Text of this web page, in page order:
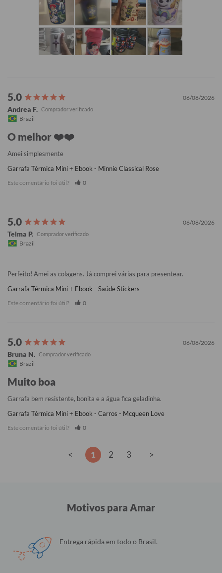
06/08/2026
Andrea F.
Brazil
O melhor ❤️❤️
Amei simplesmente
Garrafa Térmica Mini + Ebook - Minnie Classical Rose
Este comentário foi útil? 0
06/08/2026
Telma P.
Brazil
Perfeito! Amei as colagens. Já comprei várias para presentear.
Garrafa Térmica Mini + Ebook - Saúde Stickers
Este comentário foi útil? 0
06/08/2026
Bruna N.
Brazil
Muito boa
Garrafa bem resistente, bonita e a água fica geladinha.
Garrafa Térmica Mini + Ebook - Carros - Mcqueen Love
Este comentário foi útil? 0
< 1 2 3 >
Motivos para Amar
Entrega rápida em todo o Brasil.